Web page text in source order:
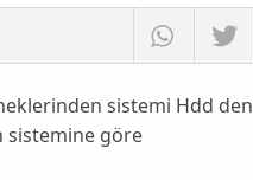
sistemi Hdd den
sistemine göre